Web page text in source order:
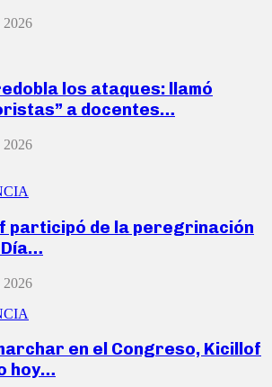
2026
los ataques: llamó
a docentes…
2026
participó de la peregrinación
2026
en el Congreso, Kicillof
hoy…